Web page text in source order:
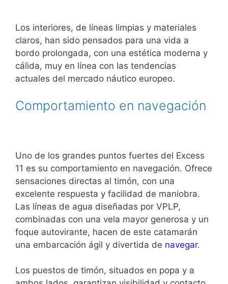
Los interiores, de líneas limpias y materiales
claros, han sido pensados para una vida a
bordo prolongada, con una estética moderna y
cálida, muy en línea con las tendencias
actuales del mercado náutico europeo.
Comportamiento en navegación
Uno de los grandes puntos fuertes del Excess
11 es su comportamiento en navegación. Ofrece
sensaciones directas al timón, con una
excelente respuesta y facilidad de maniobra.
Las líneas de agua diseñadas por VPLP,
combinadas con una vela mayor generosa y un
foque autovirante, hacen de este catamarán
una embarcación ágil y divertida de navegar.
Los puestos de timón, situados en popa y a